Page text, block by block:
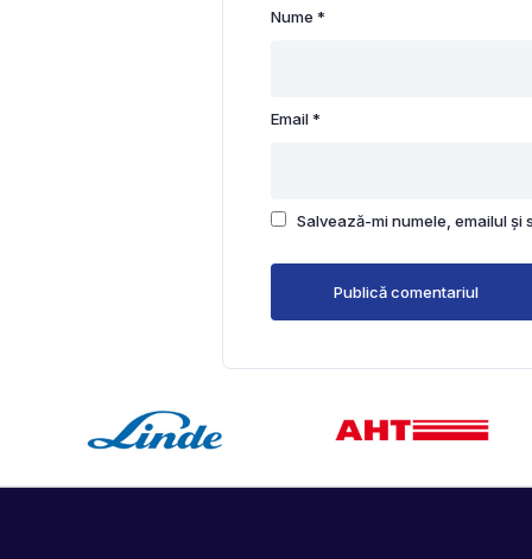
Nume *
Email*
Salvează-mi numele, emailul